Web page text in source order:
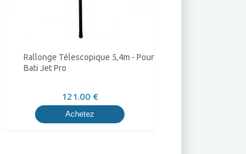
Rallonge Télescopique 5,4m - Pour
Bati Jet Pro
121.00 €
Achetez